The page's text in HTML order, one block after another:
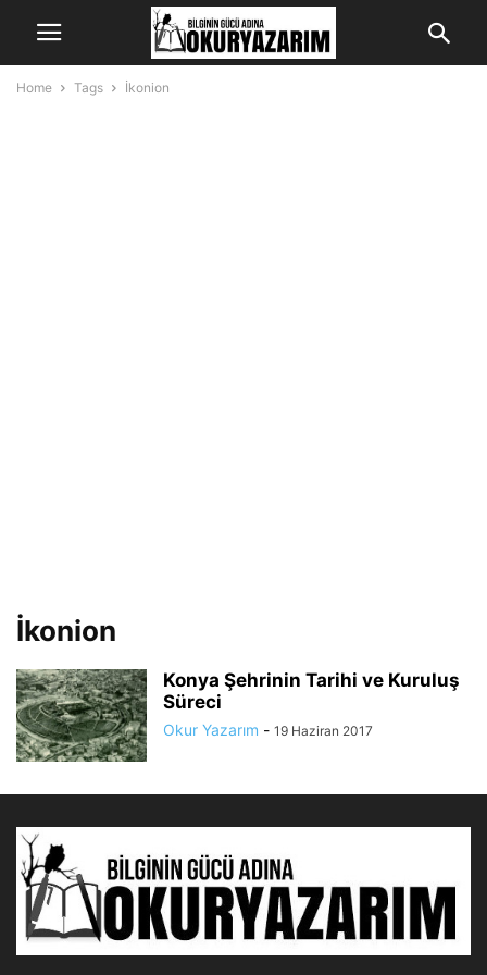
Home Tags İkonion
İkonion
Konya Şehrinin Tarihi ve Kuruluş
Süreci
Okur Yazarım - 19 Haziran 2017